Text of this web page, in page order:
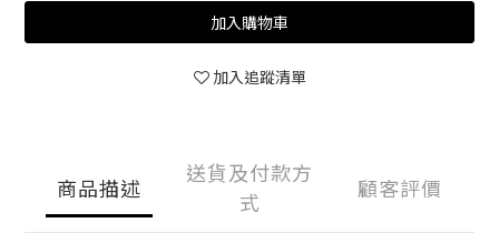
加入購物車
加入追蹤清單
商品描述
送貨及付款方
式
顧客評價